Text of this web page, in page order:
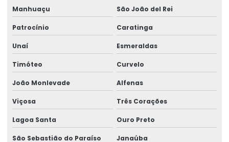
Manhuaçu São João del Rei
Patrocínio Caratinga
Unaí Esmeraldas
Timóteo Curvelo
João Monlevade Alfenas
Viçosa Três Corações
Lagoa Santa Ouro Preto
São Sebastião do Paraíso Janaúba